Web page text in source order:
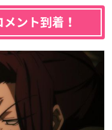
ント到着！